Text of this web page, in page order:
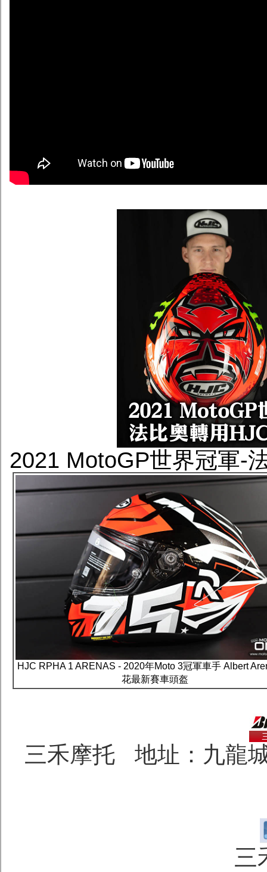
2021 MotoGP世界冠軍-
HJC RPHA 1 ARENAS - 2020年Moto 3冠軍車手 Albert
花最新賽車頭盔
三禾摩托 地址：九龍
三